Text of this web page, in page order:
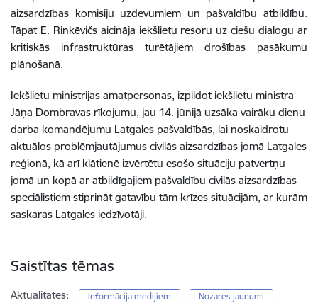
aizsardzības komisiju uzdevumiem un pašvaldību atbildību.
Tāpat E. Rinkēvičs aicināja iekšlietu resoru uz ciešu dialogu ar
kritiskās infrastruktūras turētājiem drošības pasākumu
plānošanā.
Iekšlietu ministrijas amatpersonas, izpildot iekšlietu ministra
Jāņa Dombravas rīkojumu, jau 14. jūnijā uzsāka vairāku dienu
darba komandējumu Latgales pašvaldībās, lai noskaidrotu
aktuālos problēmjautājumus civilās aizsardzības jomā Latgales
reģionā, kā arī klātienē izvērtētu esošo situāciju patvertņu
jomā un kopā ar atbildīgajiem pašvaldību civilās aizsardzības
speciālistiem stiprināt gatavību tām krīzes situācijām, ar kurām
saskaras Latgales iedzīvotāji.
Saistītas tēmas
Aktualitātes: Informācija medijiem Nozares jaunumi